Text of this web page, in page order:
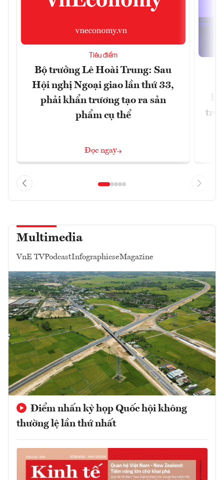
Tiêu điểm
Bộ trưởng Lê Hoài Trung: Sau
Hội nghị Ngoại giao lần thứ 33,
phải khẩn trương tạo ra sản
phẩm cụ thể
Đọc ngay
trở
Multimedia
VnE TVPodcastInfographicseMagazine
Điểm nhấn kỳ họp Quốc hội không
thường lệ lần thứ nhất